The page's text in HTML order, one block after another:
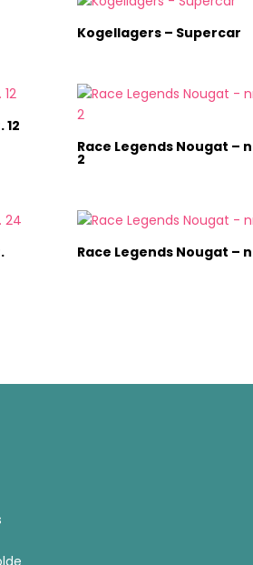
Kogellagers – Supercar
Race Legends Nougat –
2
Race Legends Nougat –